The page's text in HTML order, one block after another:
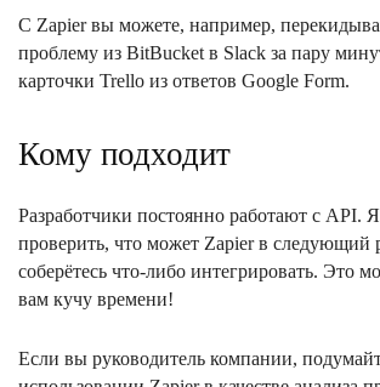
С Zapier вы можете, например,
проблему из BitBucket в Slack за пару
карточки Trello из ответов Google Form.
Кому подходит
Разработчики постоянно работают с API.
проверить, что может Zapier в следующий
соберётесь что-либо интегрировать. Это
вам кучу времени!
Если вы руководитель компании,